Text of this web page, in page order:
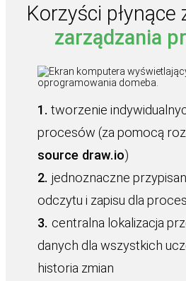
Korzyści płynące
zarządzania
1. tworzenie
procesów (za pomocą
source draw.io)
2. jednoznaczne
odczytu i zapisu dla
3. centralna lokalizacja
danych dla wszystkich
historia zmian